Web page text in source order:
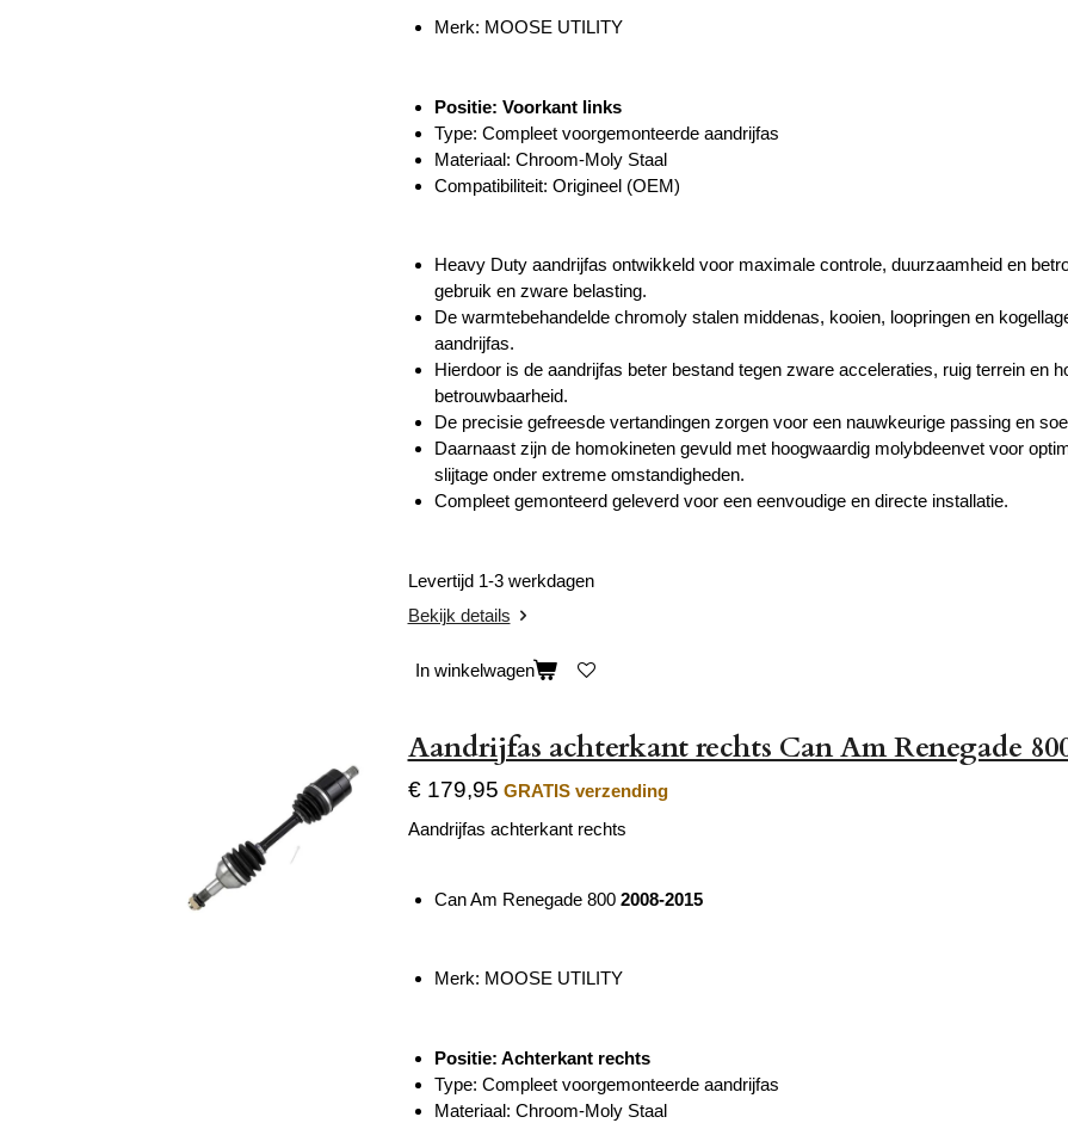
Merk: MOOSE UTILITY
Positie: Voorkant links
Type: Compleet voorgemonteerde aandrijfas
Materiaal: Chroom-Moly Staal
Compatibiliteit: Origineel (OEM)
Heavy Duty aandrijfas ontwikkeld voor maximale controle, duurzaamheid en
gebruik en zware belasting.
De warmtebehandelde chromoly stalen middenas, kooien, loopringen en
aandrijfas.
Hierdoor is de aandrijfas beter bestand tegen zware acceleraties, ruig terrein en
betrouwbaarheid.
De precisie gefreesde vertandingen zorgen voor een nauwkeurige passing en
Daarnaast zijn de homokineten gevuld met hoogwaardig molybdeenvet voor
slijtage onder extreme omstandigheden.
Compleet gemonteerd geleverd voor een eenvoudige en directe installatie.
Levertijd 1-3 werkdagen
Bekijk details
In winkelwagen
Aandrijfas achterkant rechts Can Am Renegade
€ 179,95 GRATIS verzending
Aandrijfas achterkant rechts
Can Am Renegade 800 2008-2015
Merk: MOOSE UTILITY
Positie: Achterkant rechts
Type: Compleet voorgemonteerde aandrijfas
Materiaal: Chroom-Moly Staal